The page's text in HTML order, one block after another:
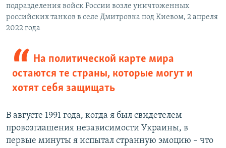
подразделения войск России возле уничтоженных
российских танков в селе Дмитровка под Киевом, 2 апреля
2022 года
На политической карте мира
остаются те страны, которые могут и
хотят себя защищать
В августе 1991 года, когда я был свидетелем
провозглашения независимости Украины, в
первые минуты я испытал странную эмоцию – что